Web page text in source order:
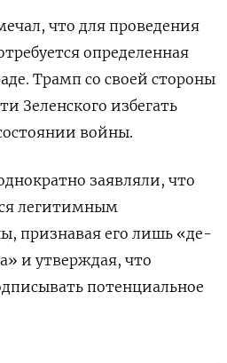
что для проведения
определенная
Трамп со своей стороны
Зеленского избегать
войны.
заявляли, что
легитимным
признавая его лишь «де-
и утверждая, что
потенциальное